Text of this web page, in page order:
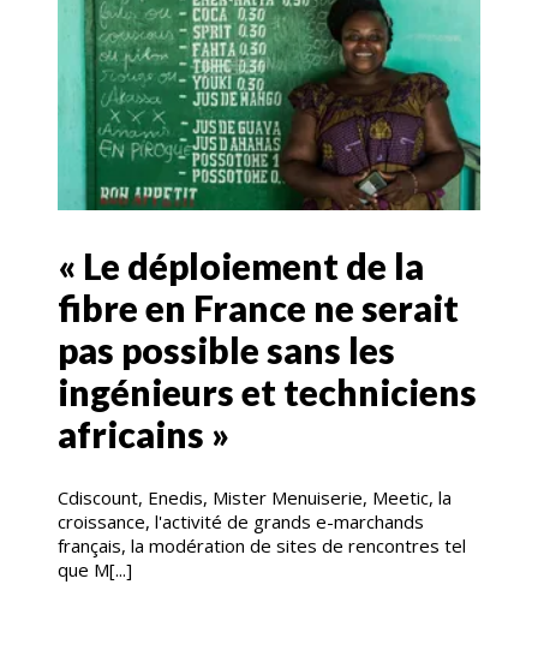
« Le déploiement de la
fibre en France ne serait
pas possible sans les
ingénieurs et techniciens
africains »
Cdiscount, Enedis, Mister Menuiserie, Meetic, la
croissance, l'activité de grands e-marchands
français, la modération de sites de rencontres tel
que M[...]